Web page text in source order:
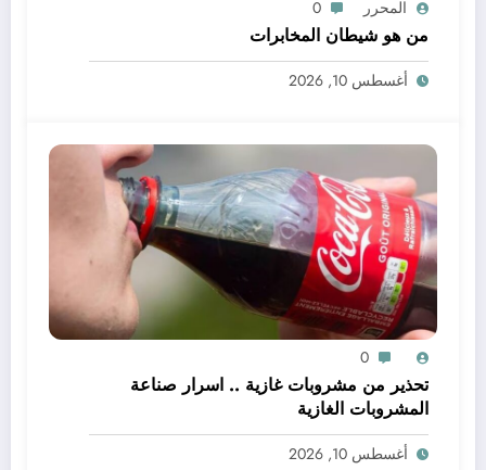
المحرر 0
من هو شيطان المخابرات
أغسطس 10, 2026
0
تحذير من مشروبات غازية .. اسرار صناعة
المشروبات الغازية
أغسطس 10, 2026